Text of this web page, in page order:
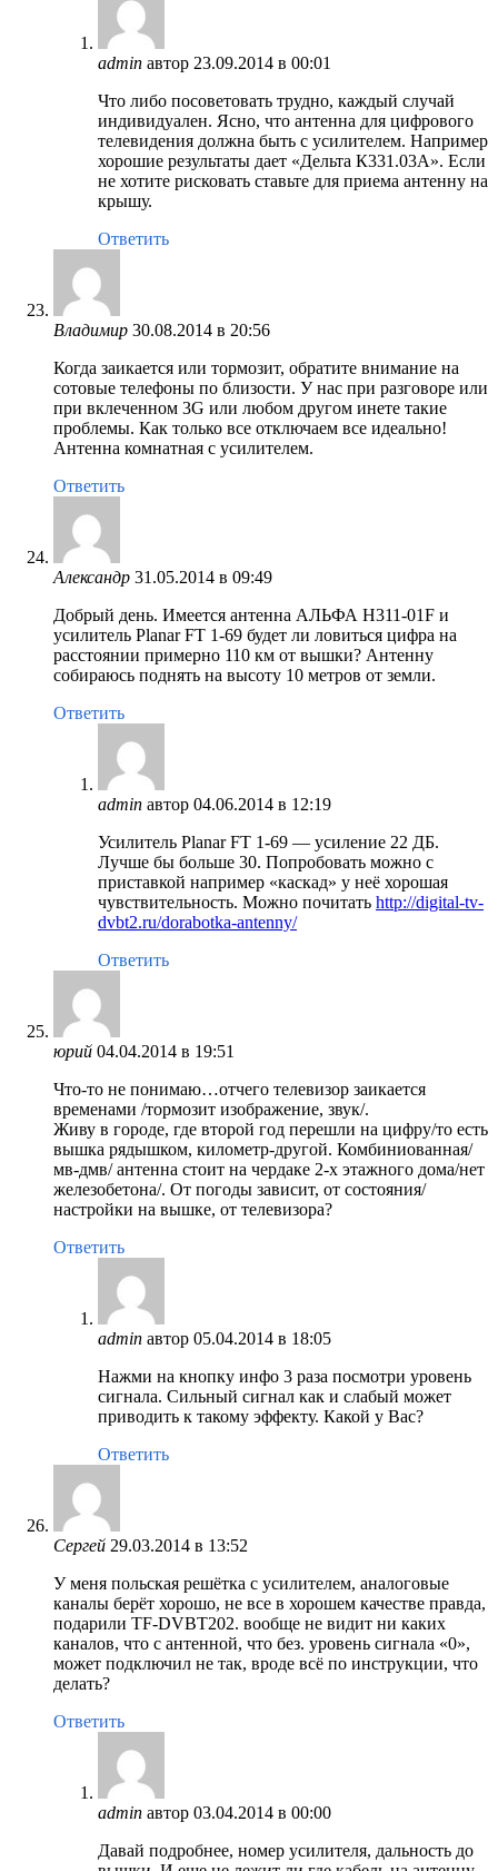
admin автор 23.09.2014 в 00:01
Что либо посоветовать трудно, каждый случай
индивидуален. Ясно, что антенна для цифрового
телевидения должна быть с усилителем. Например
хорошие результаты дает «Дельта К331.03А». Если
не хотите рисковать ставьте для приема антенну на
крышу.
Ответить
Владимир 30.08.2014 в 20:56
Когда заикается или тормозит, обратите внимание на
сотовые телефоны по близости. У нас при разговоре или
при вклеченном 3G или любом другом инете такие
проблемы. Как только все отключаем все идеально!
Антенна комнатная с усилителем.
Ответить
Александр 31.05.2014 в 09:49
Добрый день. Имеется антенна АЛЬФА H311-01F и
усилитель Planar FT 1-69 будет ли ловиться цифра на
расстоянии примерно 110 км от вышки? Антенну
собираюсь поднять на высоту 10 метров от земли.
Ответить
admin автор 04.06.2014 в 12:19
Усилитель Planar FT 1-69 — усиление 22 ДБ.
Лучше бы больше 30. Попробовать можно с
приставкой например «каскад» у неё хорошая
чувствительность. Можно почитать http://digital-tv-
dvbt2.ru/dorabotka-antenny/
Ответить
юрий 04.04.2014 в 19:51
Что-то не понимаю…отчего телевизор заикается
временами /тормозит изображение, звук/.
Живу в городе, где второй год перешли на цифру/то есть
вышка рядышком, километр-другой. Комбиниованная/
мв-дмв/ антенна стоит на чердаке 2-х этажного дома/нет
железобетона/. От погоды зависит, от состояния/
настройки на вышке, от телевизора?
Ответить
admin автор 05.04.2014 в 18:05
Нажми на кнопку инфо 3 раза посмотри уровень
сигнала. Сильный сигнал как и слабый может
приводить к такому эффекту. Какой у Вас?
Ответить
Сергей 29.03.2014 в 13:52
У меня польская решётка с усилителем, аналоговые
каналы берёт хорошо, не все в хорошем качестве правда,
подарили TF-DVBT202. вообще не видит ни каких
каналов, что с антенной, что без. уровень сигнала «0»,
может подключил не так, вроде всё по инструкции, что
делать?
Ответить
admin автор 03.04.2014 в 00:00
Давай подробнее, номер усилителя, дальность до